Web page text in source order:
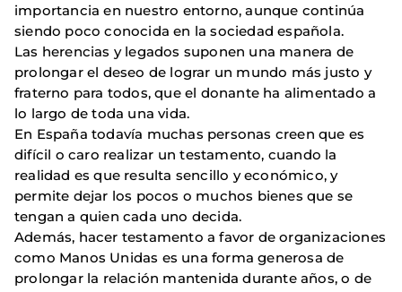
importancia en nuestro entorno, aunque continúa
siendo poco conocida en la sociedad española.
Las herencias y legados suponen una manera de
prolongar el deseo de lograr un mundo más justo y
fraterno para todos, que el donante ha alimentado a
lo largo de toda una vida.
En España todavía muchas personas creen que es
difícil o caro realizar un testamento, cuando la
realidad es que resulta sencillo y económico, y
permite dejar los pocos o muchos bienes que se
tengan a quien cada uno decida.
Además, hacer testamento a favor de organizaciones
como Manos Unidas es una forma generosa de
prolongar la relación mantenida durante años, o de